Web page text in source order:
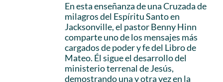
En esta enseñanza de una Cruzada de
milagros del Espíritu Santo en
Jacksonville, el pastor Benny Hinn
comparte uno de los mensajes más
cargados de poder y fe del Libro de
Mateo. Él sigue el desarrollo del
ministerio terrenal de Jesús,
demostrando una y otra vez en la